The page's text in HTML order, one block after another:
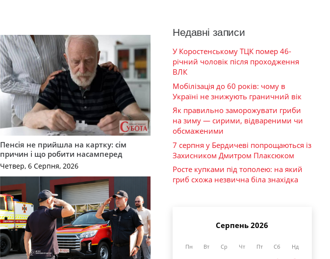
Пенсія не прийшла на картку: сім
причин і що робити насамперед
Четвер, 6 Серпня, 2026
Недавні записи
У Коростенському ТЦК помер 46-
річний чоловік після проходження
ВЛК
Мобілізація до 60 років: чому в
Україні не знижують граничний вік
Як правильно заморожувати гриби
на зиму — сирими, відвареними чи
обсмаженими
7 серпня у Бердичеві попрощаються із
Захисником Дмитром Плаксюком
Росте купками під тополею: на який
гриб схожа незвична біла знахідка
Серпень 2026
Пн Вт Ср Чт Пт Сб Нд